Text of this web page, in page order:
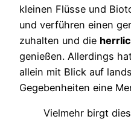
kleinen Flüsse und
und verführen einen
zuhalten und die
genießen. Allerdings
allein mit Blick auf
Gegebenheiten eine
Vielmehr birgt